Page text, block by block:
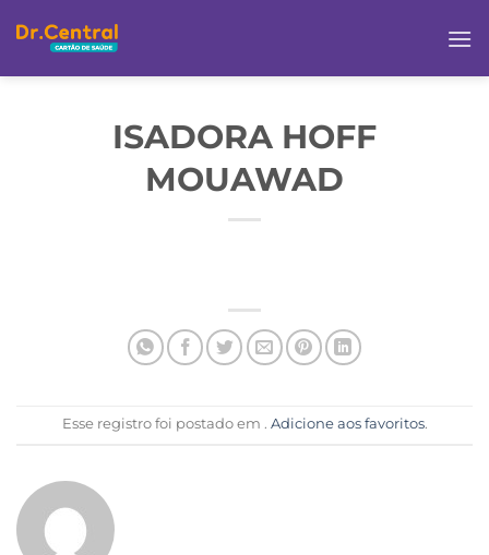
ISADORA HOFF
MOUAWAD
Esse registro foi postado em . Adicione aos favoritos.